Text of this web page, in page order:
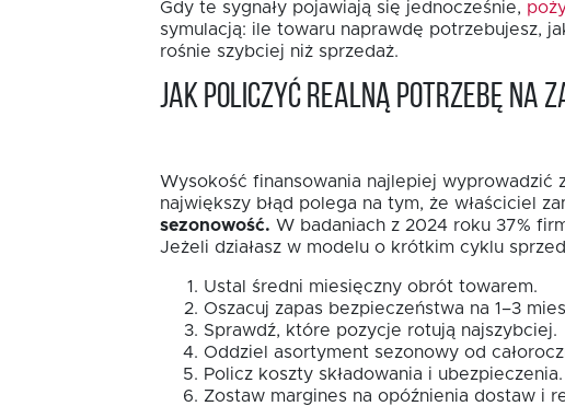
Gdy te sygnały pojawiają się jednocześnie,
symulacją: ile towaru naprawdę potrzebujesz,
rośnie szybciej niż sprzedaż.
Jak policzyć realną potrzebę na
Wysokość finansowania najlepiej wyprowadzić
największy błąd polega na tym, że właściciel
sezonowość. W badaniach z 2024 roku 37%
Jeżeli działasz w modelu o krótkim cyklu
Ustal średni miesięczny obrót towarem.
Oszacuj zapas bezpieczeństwa na 1–3
Sprawdź, które pozycje rotują najszybciej.
Oddziel asortyment sezonowy od
Policz koszty składowania i ubezpieczenia.
Zostaw margines na opóźnienia dostaw i